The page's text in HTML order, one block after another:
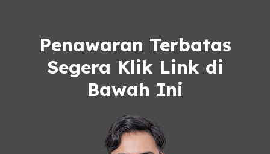
Penawaran Terbatas
Segera Klik Link di
Bawah Ini